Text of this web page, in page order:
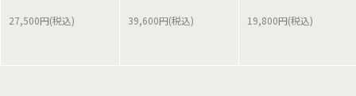
27,500円(税込) 39,600円(税込) 19,800円(税込)